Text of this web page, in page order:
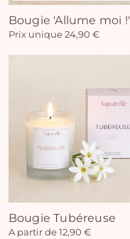
Bougie 'Allume moi !'
Prix unique 24,90 €
Bougie Tubéreuse
A partir de 12,90 €